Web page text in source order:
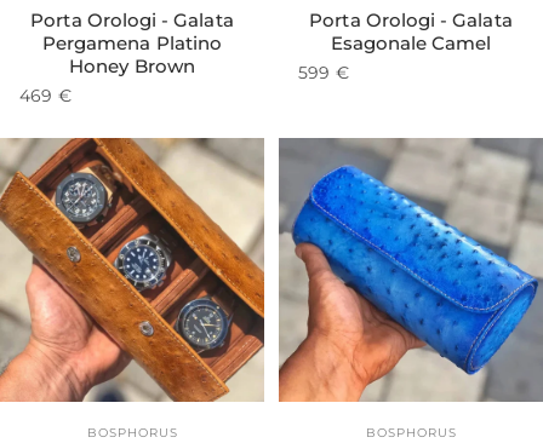
Porta Orologi - Galata
Pergamena Platino
Honey Brown
469 €
Porta Orologi - Galata
Esagonale Camel
599 €
Fornitore:
BOSPHORUS Fornitore:
BOSPHORUS